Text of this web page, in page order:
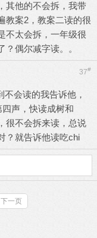
其他的不会拆，我带
教案2，教案二读的很
不太会拆，一年级很
偶尔减字读。。
37#
会读的我告诉他，
声，快读成树和
很不会拆来读，总说
？就告诉他读吃chi
下一页